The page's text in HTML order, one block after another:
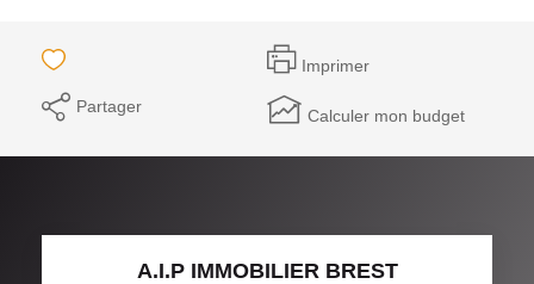
Imprimer
Partager Calculer mon budget
A.I.P IMMOBILIER BREST